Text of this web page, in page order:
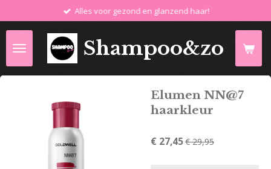
de
hoofdinhoud
Shampoo&zo
Alles voor gezond en glanzend haar!
Elumen NN@7
haarkleur
€ 27,45€ 29,95